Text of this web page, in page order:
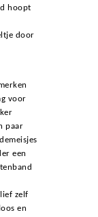
hoopt
door
voor
paar
een
zelf
en